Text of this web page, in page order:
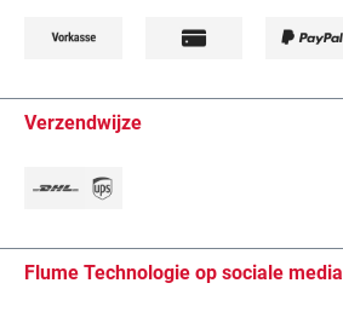
Verzendwijze
Flume Technologie op sociale media